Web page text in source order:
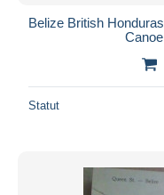
Belize British
Statut